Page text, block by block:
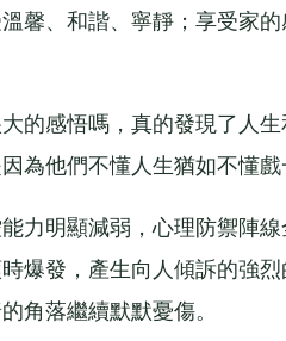
、和諧、寧靜；享受家的
感悟嗎，真的發現了人生
為他們不懂人生猶如不懂戲
明顯減弱，心理防禦陣線
爆發，產生向人傾訴的強
角落繼續默默憂傷。